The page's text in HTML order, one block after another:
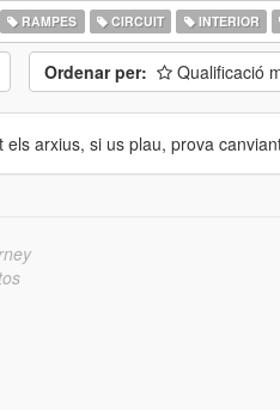
RAMPES CIRCUIT INTERIOR
Ordenar per: Qualificació
els arxius, si us plau, prova